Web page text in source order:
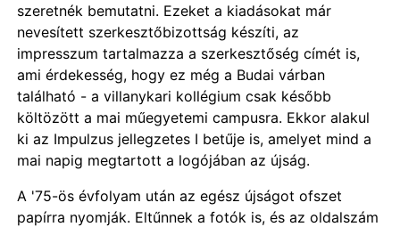
szeretnék bemutatni. Ezeket a kiadásokat már
nevesített szerkesztőbizottság készíti, az
impresszum tartalmazza a szerkesztőség címét is,
ami érdekesség, hogy ez még a Budai várban
található - a villanykari kollégium csak később
költözött a mai műegyetemi campusra. Ekkor alakul
ki az Impulzus jellegzetes I betűje is, amelyet mind a
mai napig megtartott a logójában az újság.
A '75-ös évfolyam után az egész újságot ofszet
papírra nyomják. Eltűnnek a fotók is, és az oldalszám